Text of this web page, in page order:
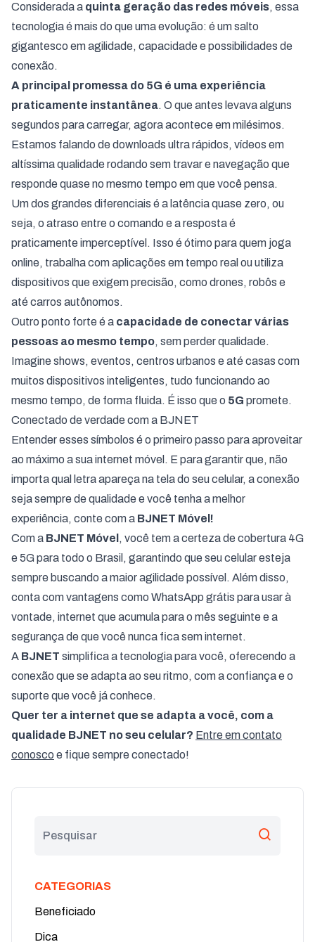
Considerada a quinta geração das redes móveis, essa
tecnologia é mais do que uma evolução: é um salto
gigantesco em agilidade, capacidade e possibilidades de
conexão.
A principal promessa do 5G é uma experiência
praticamente instantânea. O que antes levava alguns
segundos para carregar, agora acontece em milésimos.
Estamos falando de downloads ultra rápidos, vídeos em
altíssima qualidade rodando sem travar e navegação que
responde quase no mesmo tempo em que você pensa.
Um dos grandes diferenciais é a latência quase zero, ou
seja, o atraso entre o comando e a resposta é
praticamente imperceptível. Isso é ótimo para quem joga
online, trabalha com aplicações em tempo real ou utiliza
dispositivos que exigem precisão, como drones, robôs e
até carros autônomos.
Outro ponto forte é a capacidade de conectar várias
pessoas ao mesmo tempo, sem perder qualidade.
Imagine shows, eventos, centros urbanos e até casas com
muitos dispositivos inteligentes, tudo funcionando ao
mesmo tempo, de forma fluida. É isso que o 5G promete.
Conectado de verdade com a BJNET
Entender esses símbolos é o primeiro passo para aproveitar
ao máximo a sua internet móvel. E para garantir que, não
importa qual letra apareça na tela do seu celular, a conexão
seja sempre de qualidade e você tenha a melhor
experiência, conte com a BJNET Móvel!
Com a BJNET Móvel , você tem a certeza de cobertura 4G
e 5G para todo o Brasil, garantindo que seu celular esteja
sempre buscando a maior agilidade possível. Além disso,
conta com vantagens como WhatsApp grátis para usar à
vontade, internet que acumula para o mês seguinte e a
segurança de que você nunca fica sem internet.
A BJNET simplifica a tecnologia para você, oferecendo a
conexão que se adapta ao seu ritmo, com a confiança e o
suporte que você já conhece.
Quer ter a internet que se adapta a você, com a
qualidade BJNET no seu celular? Entre em contato
conosco e fique sempre conectado!
CATEGORIAS
Beneficiado
Dica